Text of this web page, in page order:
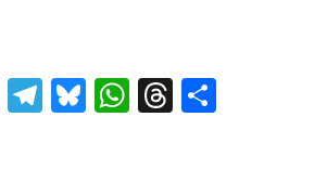
ViberTelegram
Bluesky
WhatsApp
Threads